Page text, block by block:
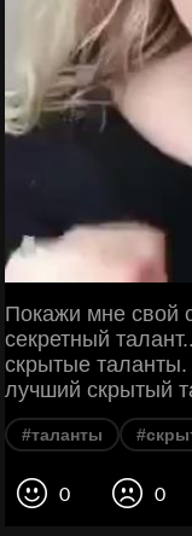
Покажи мне свой
секретный
скрытые таланты.
лучший скрытый
#таланты
0 0